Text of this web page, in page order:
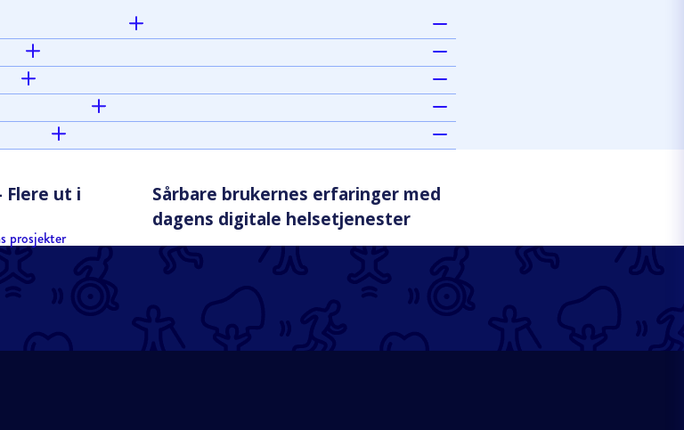
Flere ut i
Sårbare brukernes erfaringer med
dagens digitale helsetjenester
prosjekter